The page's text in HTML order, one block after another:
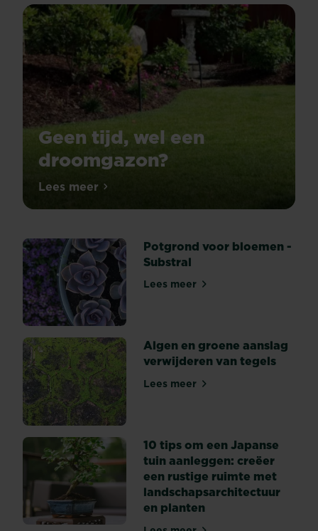
Geen tijd, wel een
droomgazon?
Lees meerGeen tijd, wel een droomgazon?
Potgrond voor bloemen -
Substral
Lees meerPotgrond voor bloemen -
Algen en groene aanslag
verwijderen van tegels
Lees meerAlgen en groene aanslag
10 tips om een Japanse
tuin aanleggen: creëer
een rustige ruimte met
landschapsarchitectuur
en planten